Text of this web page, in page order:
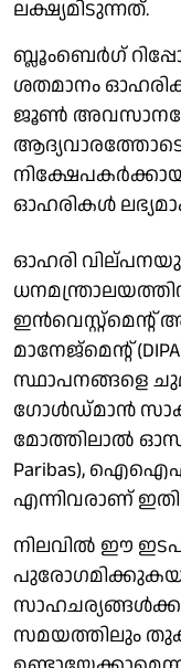
ലക്ഷ്യമിടുന്നത്.
ബ്ലൂംബെര്‍ഗ്
ശതമാനം
ജൂണ്‍
ഓഹരികള്‍
ഓഹരി
മാനേജ്മെന്റ്
സ്ഥാപനങ്ങളെ
ഗോള്‍ഡ്മാന്‍ സാക്‌സ്
മോത്തിലാല്‍
Paribas),
എന്നിവരാണ്
നിലവില്‍ ഈ
സമയത്തിലും